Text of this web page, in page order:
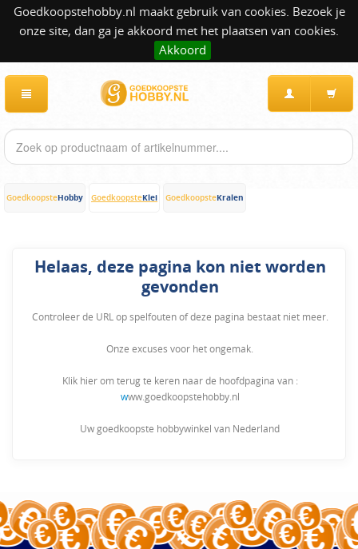
Goedkoopstehobby.nl maakt gebruik van cookies. Bezoek je
onze site, dan ga je akkoord met het plaatsen van cookies.
Akkoord
GoedkoopsteHobby GoedkoopsteKlei GoedkoopsteKralen
Helaas, deze pagina kon niet worden
gevonden
Controleer de URL op spelfouten of deze pagina bestaat niet meer.
Onze excuses voor het ongemak.
Klik hier om terug te keren naar de hoofdpagina van :
www.goedkoopstehobby.nl
Uw goedkoopste hobbywinkel van Nederland